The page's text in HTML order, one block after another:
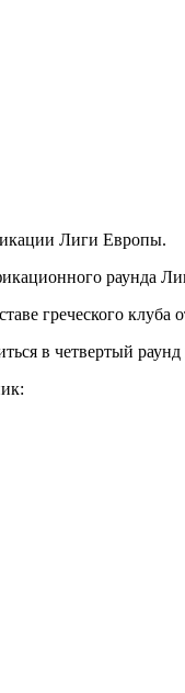
Лиги Европы.
греческого
в четвертый